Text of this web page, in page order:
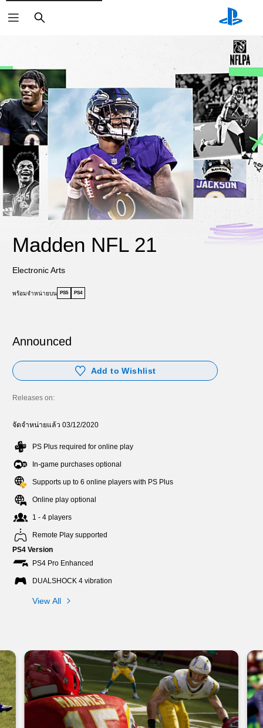
Madden NFL 21
Electronic Arts
พร้อมจำหน่ายบน PS5 PS4
Announced
Add to Wishlist
Releases on:
จัดจำหน่ายแล้ว 03/12/2020
PS Plus required for online play
In-game purchases optional
Supports up to 6 online players with PS Plus
Online play optional
1 - 4 players
Remote Play supported
PS4 Version
PS4 Pro Enhanced
DUALSHOCK 4 vibration
View All